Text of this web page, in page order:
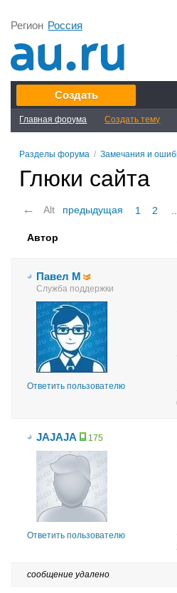
Регион Россия
Создать
Главная форума Создать тему
Разделы форума / Замечания и
Глюки сайта
1 2
← Alt предыдущая
Автор
Павел М
Служба поддержки
Ответить пользователю
JAJAJA 175
Ответить пользователю
сообщение удалено